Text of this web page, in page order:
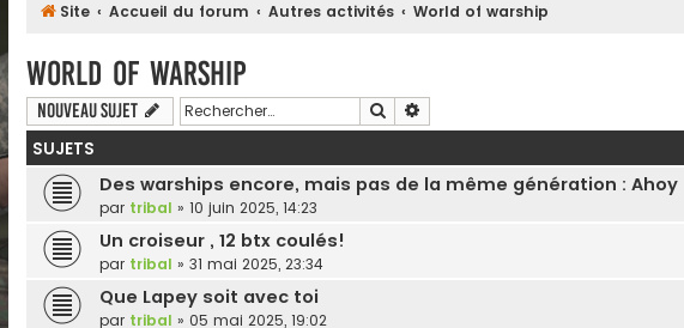
Site Accueil du forum Autres activités World of warship
World of warship
Nouveau sujet Rechercher
SUJETS
Des warships encore, mais pas de la même génération : Ahoy
par tribal » 10 juin 2025, 14:23
Un croiseur , 12 btx coulés!
par tribal » 31 mai 2025, 23:34
Que Lapey soit avec toi
par tribal » 05 mai 2025, 19:02